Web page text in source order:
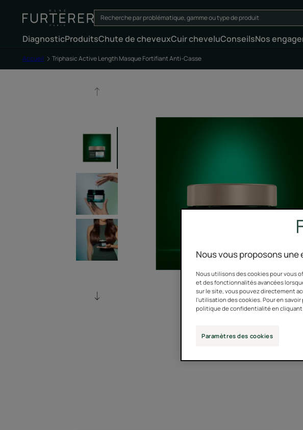
DiagnosticProduitsChute de cheveuxCuir cheveluConseilsNos
Accueil Triphasic Active Length Masque Fortifiant Anti-Casse
Nous vous proposons
Nous utilisons des cookies pour vous
et des fonctionnalités avancées
sur le site, vous pouvez directement
l'utilisation des cookies. Pour en
politique de confidentialité en
Paramètres des cookies